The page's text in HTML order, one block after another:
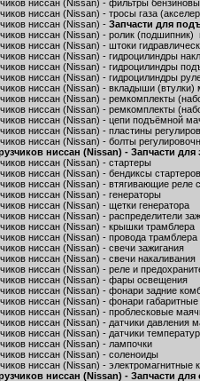
ниссан (Nissan) - фильтры
ниссан (Nissan) - тросы газа
ниссан (Nissan) - Запчасти для
ниссан (Nissan) - ролик
ниссан (Nissan) - штоки
ниссан (Nissan) - гидроцилиндры
ниссан (Nissan) - гидроцилиндры
ниссан (Nissan) - гидроцилиндры
ниссан (Nissan) - вкладыши (втулки)
ниссан (Nissan) - ремкомплекты
ниссан (Nissan) - ремкомплекты
ниссан (Nissan) - цепи подъёмной
ниссан (Nissan) - пластины
ниссан (Nissan) - болты
ниссан (Nissan) - Запчасти
ниссан (Nissan) - стартеры
ниссан (Nissan) - бендиксы стартеров
ниссан (Nissan) - втягивающие реле
ниссан (Nissan) - генераторы
ниссан (Nissan) - щетки генератора
ниссан (Nissan) - распределители
ниссан (Nissan) - крышки трамблера
ниссан (Nissan) - провода трамблера
ниссан (Nissan) - свечи зажигания
ниссан (Nissan) - свечи накаливания
ниссан (Nissan) - реле и
ниссан (Nissan) - фары освещения
ниссан (Nissan) - фонари задние
ниссан (Nissan) - фонари габаритные
ниссан (Nissan) - проблесковые
ниссан (Nissan) - датчики давления
ниссан (Nissan) - датчики
ниссан (Nissan) - лампочки
ниссан (Nissan) - соленоиды
ниссан (Nissan) - электромагнитные
ниссан (Nissan) - Запчасти